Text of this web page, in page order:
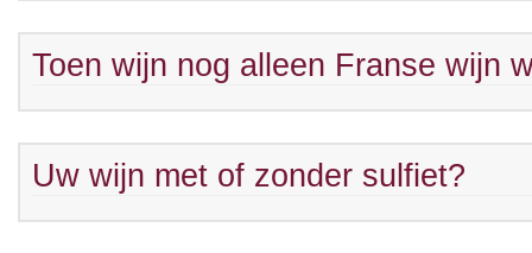
Toen wijn nog alleen Franse wijn
Uw wijn met of zonder sulfiet?